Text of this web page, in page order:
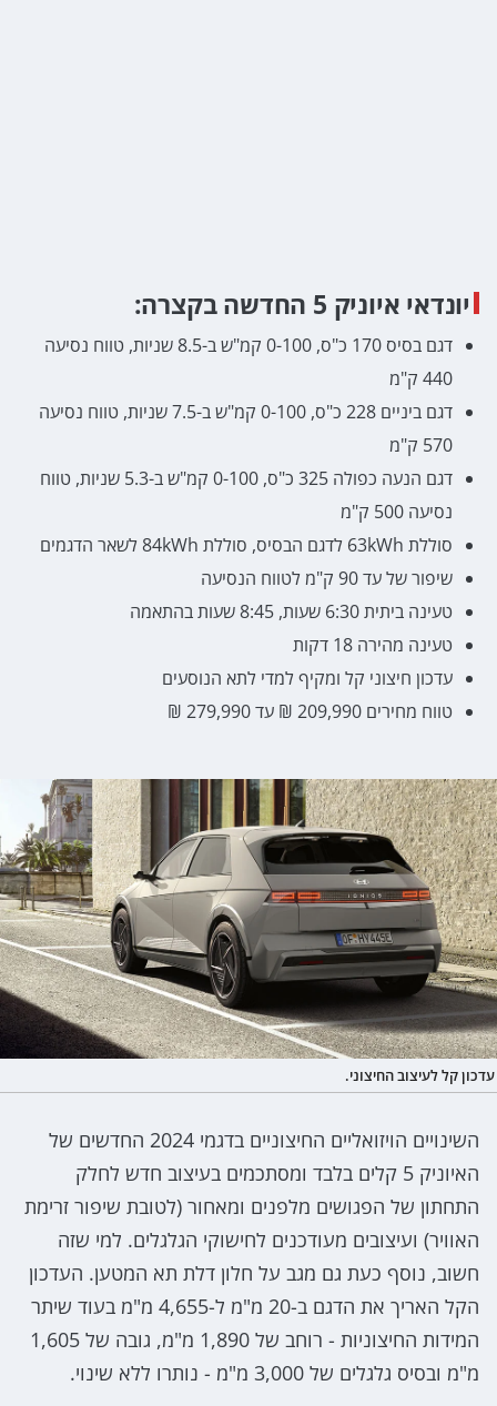
יונדאי איוניק 5 החדשה בקצרה:
דגם בסיס 170 כ"ס, 0-100 קמ"ש ב-8.5 שניות, טווח נסיעה
440 ק"מ
דגם ביניים 228 כ"ס, 0-100 קמ"ש ב-7.5 שניות, טווח נסיעה
570 ק"מ
דגם הנעה כפולה 325 כ"ס, 0-100 קמ"ש ב-5.3 שניות, טווח
נסיעה 500 ק"מ
סוללת 63kWh לדגם הבסיס, סוללת 84kWh לשאר הדגמים
שיפור של עד 90 ק"מ לטווח הנסיעה
טעינה ביתית 6:30 שעות, 8:45 שעות בהתאמה
טעינה מהירה 18 דקות
עדכון חיצוני קל ומקיף למדי לתא הנוסעים
טווח מחירים 209,990 ₪ עד 279,990 ₪
עדכון קל לעיצוב החיצוני.
השינויים הויזואליים החיצוניים בדגמי 2024 החדשים של
האיוניק 5 קלים בלבד ומסתכמים בעיצוב חדש לחלק
התחתון של הפגושים מלפנים ומאחור (לטובת שיפור זרימת
האוויר) ועיצובים מעודכנים לחישוקי הגלגלים. למי שזה
חשוב, נוסף כעת גם מגב על חלון דלת תא המטען. העדכון
הקל האריך את הדגם ב-20 מ"מ ל-4,655 מ"מ בעוד שיתר
המידות החיצוניות - רוחב של 1,890 מ"מ, גובה של 1,605
מ"מ ובסיס גלגלים של 3,000 מ"מ - נותרו ללא שינוי.